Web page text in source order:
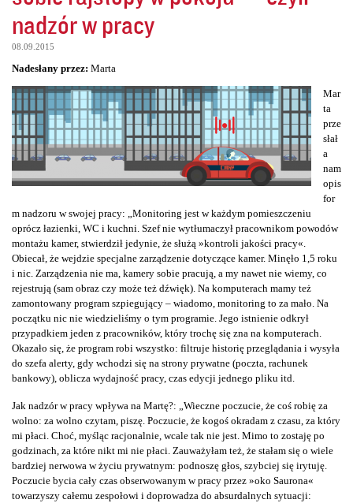
nadzór w pracy
08.09.2015
Nadesłany przez: Marta
Mar
ta
prze
słał
a
nam
opis
for
m nadzoru w swojej pracy: „Monitoring jest w każdym pomieszczeniu
oprócz łazienki, WC i kuchni. Szef nie wytłumaczył pracownikom powodów
montażu kamer, stwierdził jedynie, że służą »kontroli jakości pracy«.
Obiecał, że wejdzie specjalne zarządzenie dotyczące kamer. Minęło 1,5 roku
i nic. Zarządzenia nie ma, kamery sobie pracują, a my nawet nie wiemy, co
rejestrują (sam obraz czy może też dźwięk). Na komputerach mamy też
zamontowany program szpiegujący – wiadomo, monitoring to za mało. Na
początku nic nie wiedzieliśmy o tym programie. Jego istnienie odkrył
przypadkiem jeden z pracowników, który trochę się zna na komputerach.
Okazało się, że program robi wszystko: filtruje historię przeglądania i wysyła
do szefa alerty, gdy wchodzi się na strony prywatne (poczta, rachunek
bankowy), oblicza wydajność pracy, czas edycji jednego pliku itd.
Jak nadzór w pracy wpływa na Martę?: „Wieczne poczucie, że coś robię za
wolno: za wolno czytam, piszę. Poczucie, że kogoś okradam z czasu, za który
mi płaci. Choć, myśląc racjonalnie, wcale tak nie jest. Mimo to zostaję po
godzinach, za które nikt mi nie płaci. Zauważyłam też, że stałam się o wiele
bardziej nerwowa w życiu prywatnym: podnoszę głos, szybciej się irytuję.
Poczucie bycia cały czas obserwowanym w pracy przez »oko Saurona«
towarzyszy całemu zespołowi i doprowadza do absurdalnych sytuacji: